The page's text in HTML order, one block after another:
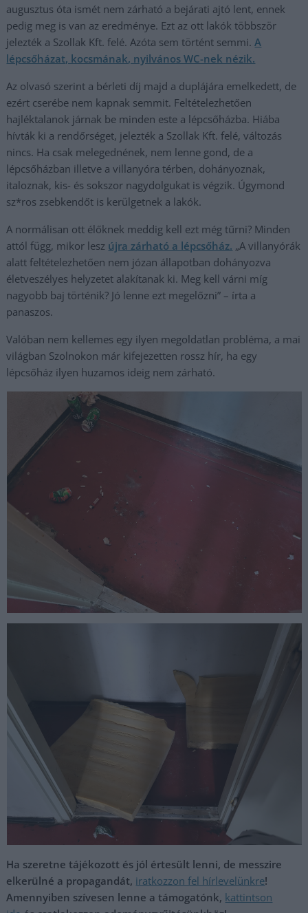
augusztus óta ismét nem zárható a bejárati ajtó lent, ennek
pedig meg is van az eredménye. Ezt az ott lakók többször
jelezték a Szollak Kft. felé. Azóta sem történt semmi.A
lépcsőházat, kocsmának, nyilvános WC-nek nézik.
Az olvasó szerint a bérleti díj majd a duplájára emelkedett, de
ezért cserébe nem kapnak semmit. Feltételezhetően
hajléktalanok járnak be minden este a lépcsőházba. Hiába
hívták ki a rendőrséget, jelezték a Szollak Kft. felé, változás
nincs. Ha csak melegednének, nem lenne gond, de a
lépcsőházban illetve a villanyóra térben, dohányoznak,
italoznak, kis- és sokszor nagydolgukat is végzik. Úgymond
sz*ros zsebkendőt is kerülgetnek a lakók.
A normálisan ott élőknek meddig kell ezt még tűrni? Minden
attól függ, mikor lesz újra zárható a lépcsőház. „A villanyórák
alatt feltételezhetően nem józan állapotban dohányozva
életveszélyes helyzetet alakítanak ki. Meg kell várni míg
nagyobb baj történik? Jó lenne ezt megelőzni” – írta a
panaszos.
Valóban nem kellemes egy ilyen megoldatlan probléma, a mai
világban Szolnokon már kifejezetten rossz hír, ha egy
lépcsőház ilyen huzamos ideig nem zárható.
Ha szeretne tájékozott és jól értesült lenni, de messzire
elkerülné a propagandát, iratkozzon fel hírlevelünkre!
Amennyiben szívesen lenne a támogatónk, kattintson